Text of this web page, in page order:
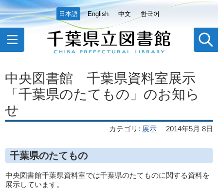
日本語 English 中文 한국어
中央図書館 千葉県資料室展示
「千葉県のたてもの」のお知ら
せ
カテゴリ : 展示 2014年5月 8日
千葉県のたてもの
中央図書館千葉県資料室では千葉県のたてものに関する資料を
展示しています。